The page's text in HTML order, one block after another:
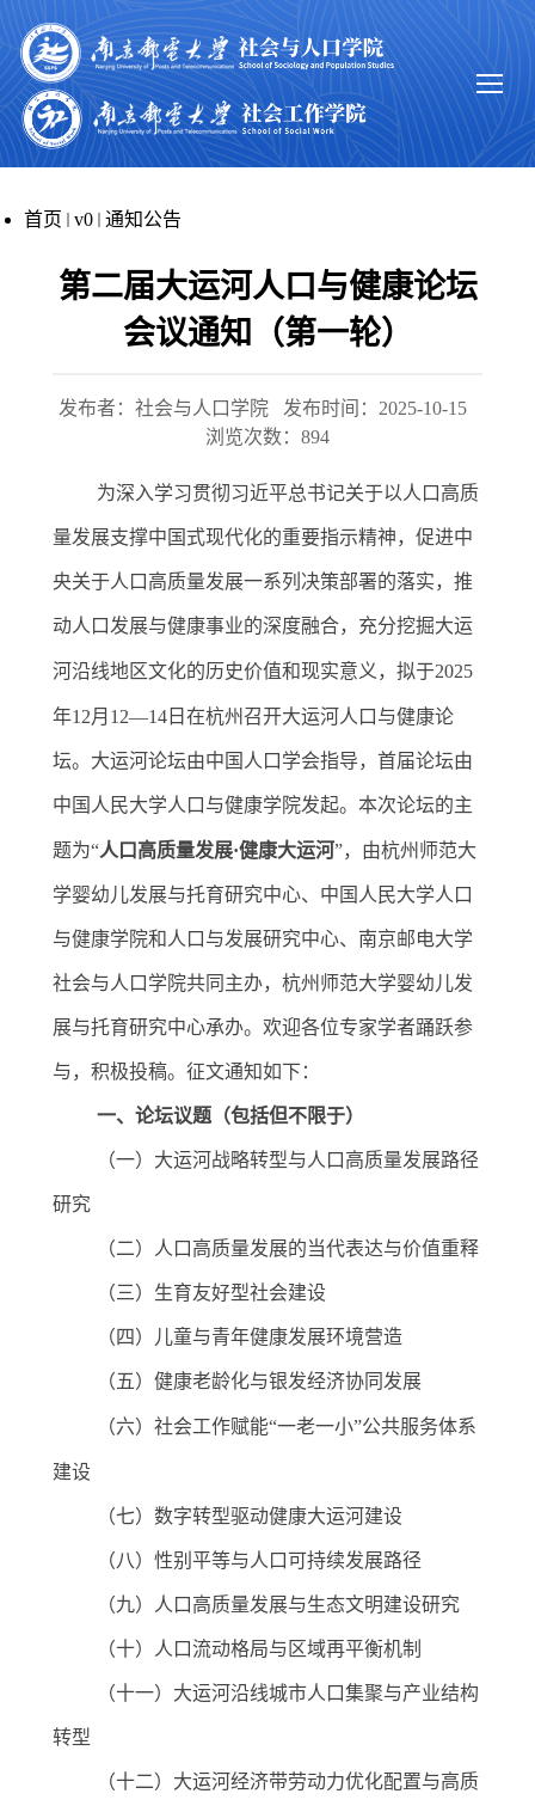
首页 v0 通知公告
第二届大运河人口与健康论坛
会议通知（第一轮）
发布者：社会与人口学院
发布时间：2025-10-15
浏览次数： 894
为深入学习贯彻习近平总书记关于以人口高质
量发展支撑中国式现代化的重要指示精神， 促进中
央关于人口高质量发展一系列决策部署的落实， 推
动人口发展与健康事业的深度融合， 充分挖掘大运
河沿线地区文化的历史价值和现实意义，拟于2025
年1 2月 12—14 日在杭州召开大运河人口与健康论
坛。 大运河论坛由中国人口学会指导，首届论坛由
中国人民大学人口与健康学院发起。 本次论坛的主
题为“人口 高质量发展·健康大运河”， 由杭州师范大
学婴幼儿发展与托育研究中心、中国人民大学人口
与健康学院和 人口与发展研究中心、南京邮电大学
社会与人口学院共同主办， 杭州师范大学婴幼儿发
展与托育研究中心承办。欢迎各位专家学者踊跃参
与，积极投稿。征文通知如下：
一、论坛议题 （包括但不限于）
（一）大运河战略转型与人口高质量发展路径
研究
（二）人口高质量发展的当代表达与价值重释
（三）生育友好型社会建设
（四）儿童与青年健康发展环境营造
（五）健康老龄化与银发经济协同发展
（六）社会工作赋能“一老一小”公共服务体系
建设
（七）数字转型驱动健康大运河建设
（八）性别平等与人口可持续发展路径
（九）人口高质量发展与生态文明建设研究
（十）人口流动格局与区域再平衡机制
（十一）大运河沿线城市人口集聚与产业结构
转型
（十二）大运河经济带劳动力优化配置与高质